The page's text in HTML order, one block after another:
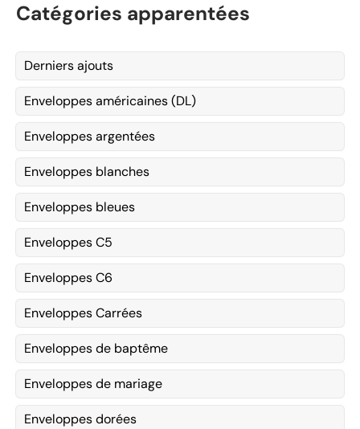
Catégories apparentées
Derniers ajouts
Enveloppes américaines (DL)
Enveloppes argentées
Enveloppes blanches
Enveloppes bleues
Enveloppes C5
Enveloppes C6
Enveloppes Carrées
Enveloppes de baptême
Enveloppes de mariage
Enveloppes dorées